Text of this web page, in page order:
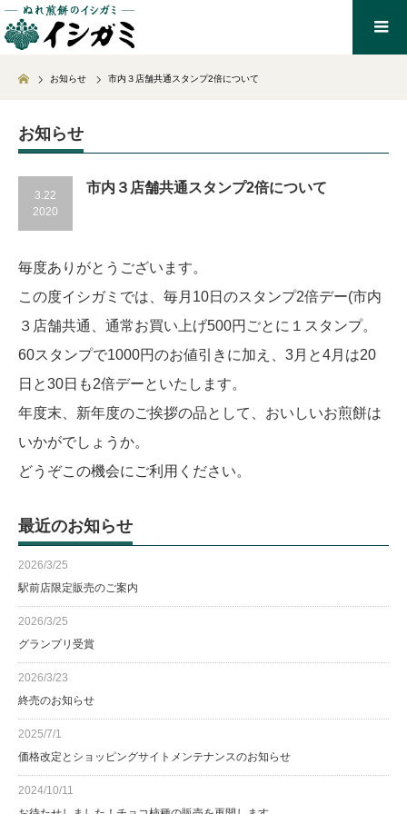
Home
お知らせ 市内３店舗共通スタンプ2倍について
お知らせ
3.22
2020
市内３店舗共通スタンプ2倍について
毎度ありがとうございます。
この度イシガミでは、毎月10日のスタンプ2倍デー(市内
３店舗共通、通常お買い上げ500円ごとに１スタンプ。
60スタンプで1000円のお値引きに加え、3月と4月は20
日と30日も2倍デーといたします。
年度末、新年度のご挨拶の品として、おいしいお煎餅は
いかがでしょうか。
どうぞこの機会にご利用ください。
最近のお知らせ
2026/3/25
駅前店限定販売のご案内
2026/3/25
グランプリ受賞
2026/3/23
終売のお知らせ
2025/7/1
価格改定とショッピングサイトメンテナンスのお知らせ
2024/10/11